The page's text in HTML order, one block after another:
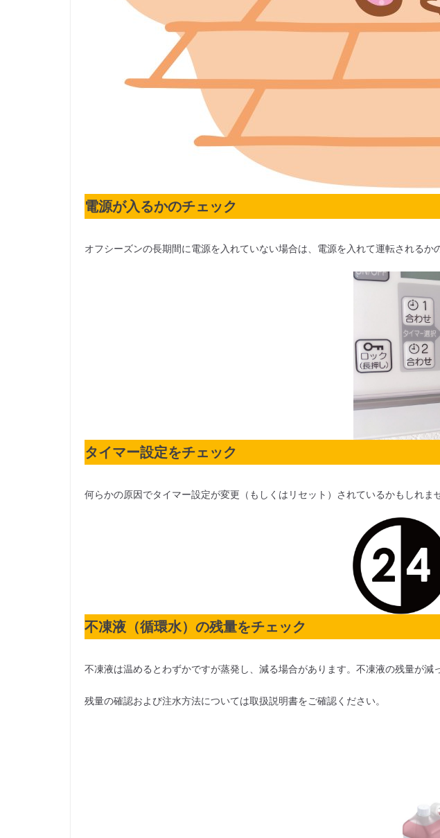
電源が入るかのチェック
オフシーズンの長期間に電源を入れていない場合は、電源を入れて運転されるか
タイマー設定をチェック
何らかの原因でタイマー設定が変更（もしくはリセット）されているかもしれま
不凍液（循環水）の残量をチェック
不凍液は温めるとわずかですが蒸発し、減る場合があります。不凍液の残量が
残量の確認および注水方法については取扱説明書をご確認ください。